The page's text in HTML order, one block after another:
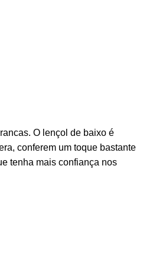
O lençol de baixo é
conferem um toque bastante
tenha mais confiança nos